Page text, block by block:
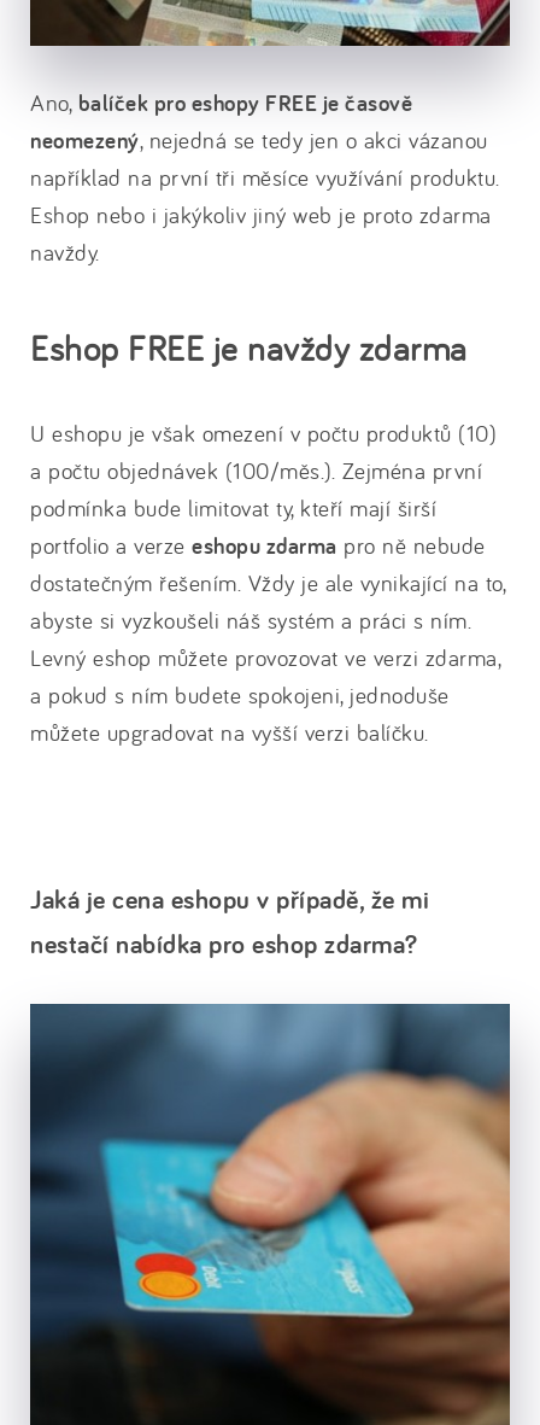
Ano, balíček pro eshopy FREE je časově
neomezený, nejedná se tedy jen o akci vázanou
například na první tři měsíce využívání produktu.
Eshop nebo i jakýkoliv jiný web je proto zdarma
navždy.
Eshop FREE je navždy zdarma
U eshopu je však omezení v počtu produktů (10)
a počtu objednávek (100/měs.). Zejména první
podmínka bude limitovat ty, kteří mají širší
portfolio a verze eshopu zdarma pro ně nebude
dostatečným řešením. Vždy je ale vynikající na to,
abyste si vyzkoušeli náš systém a práci s ním.
Levný eshop můžete provozovat ve verzi zdarma,
a pokud s ním budete spokojeni, jednoduše
můžete upgradovat na vyšší verzi balíčku.
Jaká je cena eshopu v případě, že mi
nestačí nabídka pro eshop zdarma?